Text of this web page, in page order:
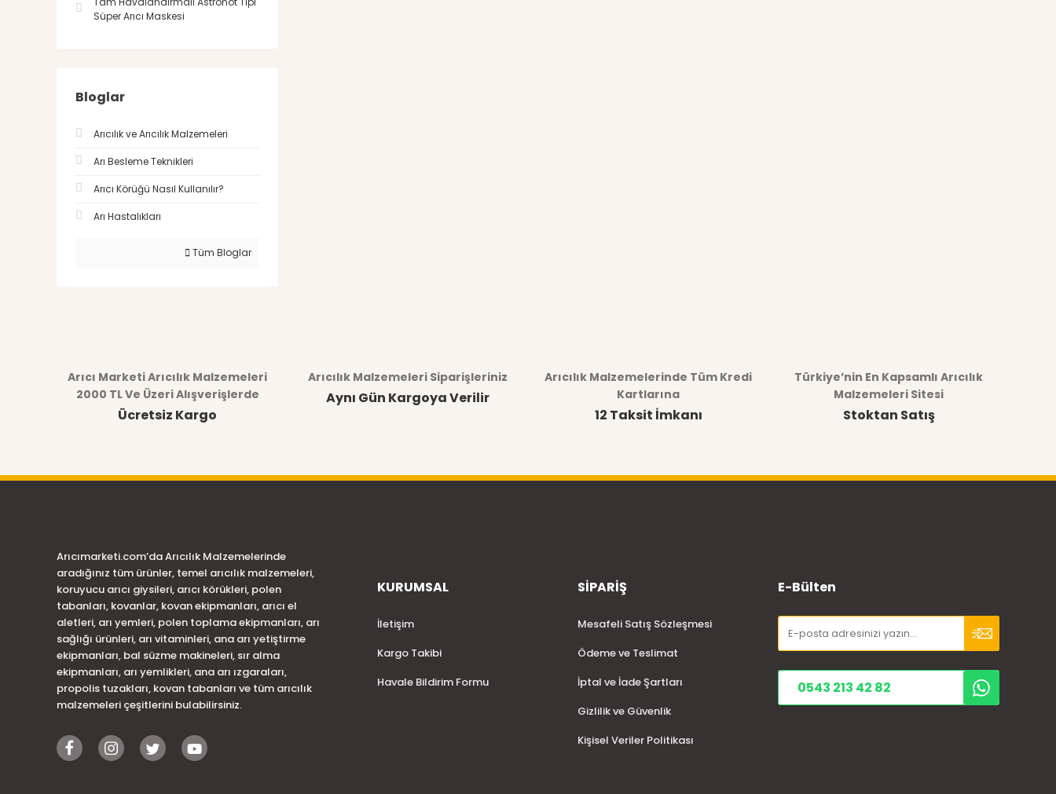
Süper Arıcı Maskesi
Bloglar
Arıcılık ve Arıcılık Malzemeleri
Arı Besleme Teknikleri
Arıcı Körüğü Nasıl Kullanılır?
Arı Hastalıkları
Tüm Bloglar
Arıcı Marketi Arıcılık Malzemeleri
2000 TL Ve Üzeri Alışverişlerde
Ücretsiz Kargo
Arıcılık Malzemeleri Siparişleriniz
Aynı Gün Kargoya Verilir
Arıcılık Malzemelerinde Tüm Kredi
Kartlarına
12 Taksit İmkanı
Türkiye’nin En Kapsamlı Arıcılık
Malzemeleri Sitesi
Stoktan Satış
Arıcımarketi.com’da Arıcılık Malzemelerinde
aradığınız tüm ürünler, temel arıcılık malzemeleri,
koruyucu arıcı giysileri, arıcı körükleri, polen
tabanları, kovanlar, kovan ekipmanları, arıcı el
aletleri, arı yemleri, polen toplama ekipmanları, arı
sağlığı ürünleri, arı vitaminleri, ana arı yetiştirme
ekipmanları, bal süzme makineleri, sır alma
ekipmanları, arı yemlikleri, ana arı ızgaraları,
propolis tuzakları, kovan tabanları ve tüm arıcılık
malzemeleri çeşitlerini bulabilirsiniz.
KURUMSAL
İletişim
Kargo Takibi
Havale Bildirim Formu
SİPARİŞ
Mesafeli Satış Sözleşmesi
Ödeme ve Teslimat
İptal ve İade Şartları
Gizlilik ve Güvenlik
Kişisel Veriler Politikası
E-Bülten
0543 213 42 82